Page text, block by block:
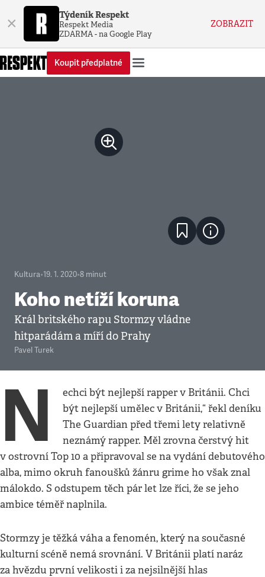
× Týdeník Respekt
Respekt Media
ZDARMA - na Google Play
ZOBRAZIT
Koupit předplatné
Kultura•19. 1. 2020•8 minut
Koho netíží koruna
Král britského rapu Stormzy vládne
hitparádám a míří do Prahy
Pavel Turek
N
echci být nejlepší rapper v Británii. Chci
být nejlepší umělec v Británii,“ řekl deníku
The Guardian před třemi lety relativně
neznámý rapper. Měl zrovna čerstvý hit
v ostrovní Top 10 a připravoval se na vydání debutového
alba, mimo okruh fanoušků žánru grime ho však znal
málokdo. S odstupem těch pár let lze říci, že se jeho
ambice téměř naplnila.
Stormzy je těžká váha a fenomén, který na současné
kulturní scéně nemá srovnání. V Británii platí naráz
za hvězdu první velikosti i za nejsilnější hlas